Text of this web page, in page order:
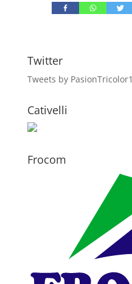
Twitter
Tweets by PasionTricolor1
Cativelli
Frocom